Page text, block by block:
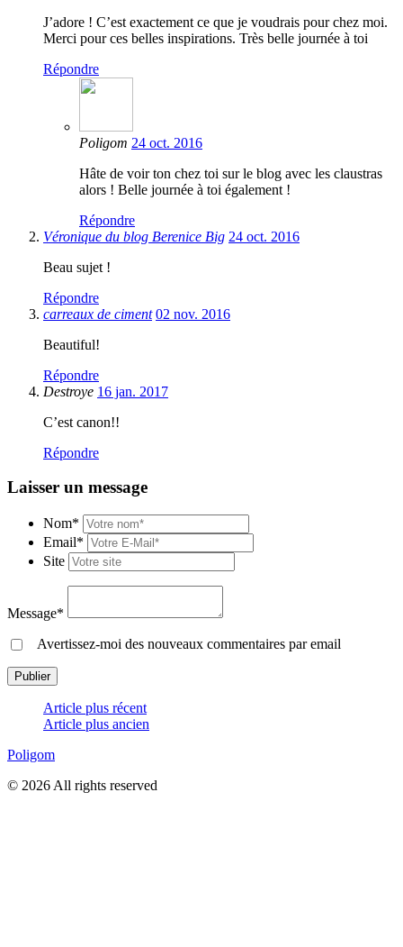
J’adore ! C’est exactement ce que je voudrais pour chez moi.
Merci pour ces belles inspirations. Très belle journée à toi
Répondre
Poligom 24 oct. 2016
Hâte de voir ton chez toi sur le blog avec les claustras
alors ! Belle journée à toi également !
Répondre
Véronique du blog Berenice Big 24 oct. 2016
Beau sujet !
Répondre
carreaux de ciment 02 nov. 2016
Beautiful!
Répondre
Destroye 16 jan. 2017
C’est canon!!
Répondre
Laisser un message
Nom*
Email*
Site
Message*
Avertissez-moi des nouveaux commentaires par email
Article plus récent
Article plus ancien
Poligom
© 2026 All rights reserved